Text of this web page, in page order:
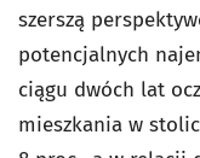
szerszą
potencjalnych
ciągu dwóch lat
mieszkania w